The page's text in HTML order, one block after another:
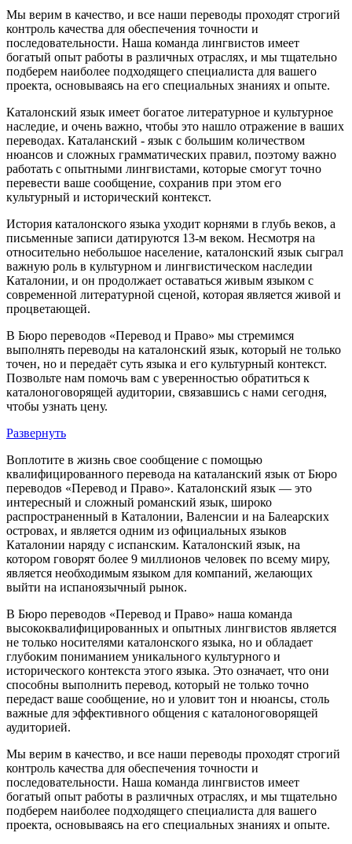
Мы верим в качество, и все наши переводы проходят строгий
контроль качества для обеспечения точности и
последовательности. Наша команда лингвистов имеет
богатый опыт работы в различных отраслях, и мы тщательно
подберем наиболее подходящего специалиста для вашего
проекта, основываясь на его специальных знаниях и опыте.
Каталонский язык имеет богатое литературное и культурное
наследие, и очень важно, чтобы это нашло отражение в ваших
переводах. Каталанский - язык с большим количеством
нюансов и сложных грамматических правил, поэтому важно
работать с опытными лингвистами, которые смогут точно
перевести ваше сообщение, сохранив при этом его
культурный и исторический контекст.
История каталонского языка уходит корнями в глубь веков, а
письменные записи датируются 13-м веком. Несмотря на
относительно небольшое население, каталонский язык сыграл
важную роль в культурном и лингвистическом наследии
Каталонии, и он продолжает оставаться живым языком с
современной литературной сценой, которая является живой и
процветающей.
В Бюро переводов «Перевод и Право» мы стремимся
выполнять переводы на каталонский язык, который не только
точен, но и передаёт суть языка и его культурный контекст.
Позвольте нам помочь вам с уверенностью обратиться к
каталоноговорящей аудитории, связавшись с нами сегодня,
чтобы узнать цену.
Развернуть
Воплотите в жизнь свое сообщение с помощью
квалифицированного перевода на каталанский язык от Бюро
переводов «Перевод и Право». Каталонский язык — это
интересный и сложный романский язык, широко
распространенный в Каталонии, Валенсии и на Балеарских
островах, и является одним из официальных языков
Каталонии наряду с испанским. Каталонский язык, на
котором говорят более 9 миллионов человек по всему миру,
является необходимым языком для компаний, желающих
выйти на испаноязычный рынок.
В Бюро переводов «Перевод и Право» наша команда
высококвалифицированных и опытных лингвистов является
не только носителями каталонского языка, но и обладает
глубоким пониманием уникального культурного и
исторического контекста этого языка. Это означает, что они
способны выполнить перевод, который не только точно
передаст ваше сообщение, но и уловит тон и нюансы, столь
важные для эффективного общения с каталоноговорящей
аудиторией.
Мы верим в качество, и все наши переводы проходят строгий
контроль качества для обеспечения точности и
последовательности. Наша команда лингвистов имеет
богатый опыт работы в различных отраслях, и мы тщательно
подберем наиболее подходящего специалиста для вашего
проекта, основываясь на его специальных знаниях и опыте.